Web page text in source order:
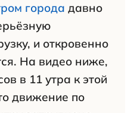
города давно
и откровенно
На видео ниже,
в 11 утра к этой
движение по